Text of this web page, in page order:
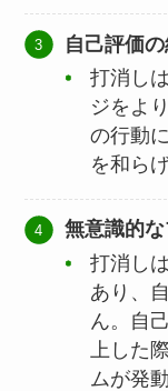
自己評価
打消し
ジをよ
の行動
を和ら
無意識的
打消し
あり、
ん。自
上した
ムが発